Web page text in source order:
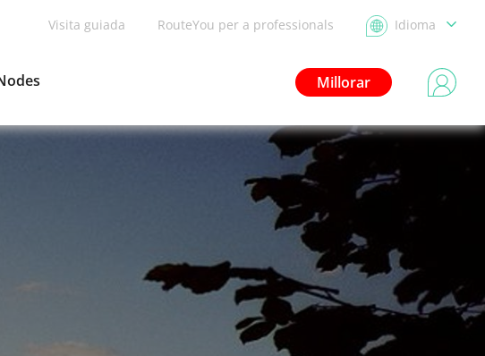
Visita guiada RouteYou per a professionals Idioma
Millorar